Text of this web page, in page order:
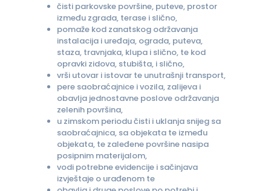
čisti parkovske površine, puteve, prostor
između zgrada, terase i slično,
pomaže kod zanatskog održavanja
instalacija i uređaja, ograda, puteva,
staza, travnjaka, klupa i slično, te kod
opravki zidova, stubišta, i slično,
vrši utovar i istovar te unutrašnji transport,
pere saobraćajnice i vozila, zalijeva i
obavlja jednostavne poslove održavanja
zelenih površina,
u zimskom periodu čisti i uklanja snijeg sa
saobraćajnica, sa objekata te između
objekata, te zaleđene površine nasipa
posipnim materijalom,
vodi potrebne evidencije i sačinjava
izvještaje o urađenom te